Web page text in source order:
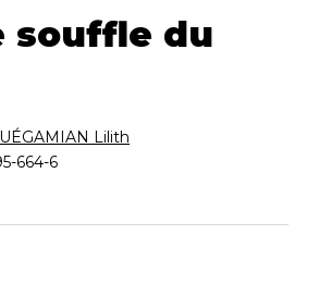
souffle du
Lilith
664-6